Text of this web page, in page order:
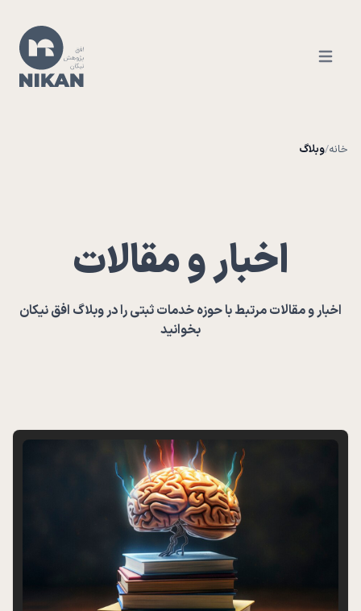
Open
خانه/وبلاگ
اخبار و مقالات
اخبار و مقالات مرتبط با حوزه خدمات ثبتی را در وبلاگ افق نیکان
بخوانید